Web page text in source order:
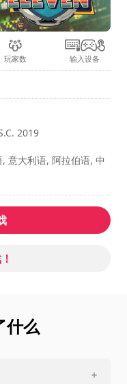
玩家数 输入设备
2019
意大利语, 阿拉伯语, 中
什么